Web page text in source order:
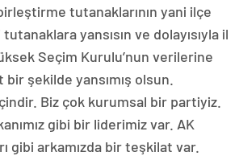
tutanaklarının yani ilçe
yansısın ve dolayısıyla il
Seçim Kurulu’nun verilerine
şekilde yansımış olsun.
Biz çok kurumsal bir partiyiz.
gibi bir liderimiz var. AK
gibi arkamızda bir teşkilat var.